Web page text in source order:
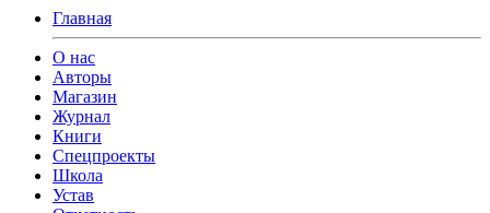
Главная
О нас
Авторы
Магазин
Журнал
Книги
Спецпроекты
Школа
Устав